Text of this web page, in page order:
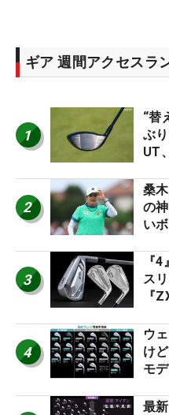
ギア 週間アクセスラ
1
“替
ぶ
UT
2
桑
の
い
ー
3
『
ス
『
4
ウ
け
モ
最